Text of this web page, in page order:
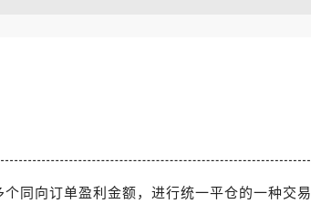
同向订单盈利金额，进行统一平仓的一种交易